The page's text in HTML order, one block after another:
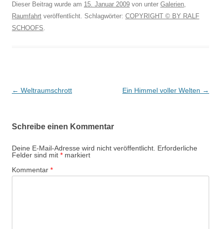
Dieser Beitrag wurde am 15. Januar 2009 von unter Galerien,
Raumfahrt veröffentlicht. Schlagwörter: COPYRIGHT © BY RALF
SCHOOFS.
Beitragsnavigation
← Weltraumschrott Ein Himmel voller Welten →
Schreibe einen Kommentar
Deine E-Mail-Adresse wird nicht veröffentlicht. Erforderliche
Felder sind mit * markiert
Kommentar *